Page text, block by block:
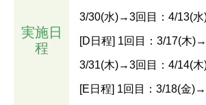
実施日
程
3/30(水)→3回目：4/13(水
[D日程] 1回目：3/17(木
3/31(木)→3回目：4/14(木
[E日程] 1回目：3/18(金